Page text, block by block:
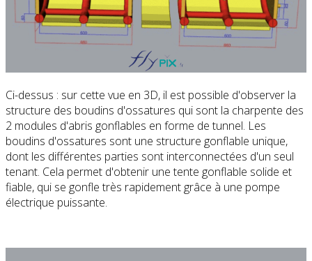
Ci-dessus : sur cette vue en 3D, il est possible d'observer la
structure des boudins d'ossatures qui sont la charpente des
2 modules d'abris gonflables en forme de tunnel. Les
boudins d'ossatures sont une structure gonflable unique,
dont les différentes parties sont interconnectées d'un seul
tenant. Cela permet d'obtenir une tente gonflable solide et
fiable, qui se gonfle très rapidement grâce à une pompe
électrique puissante.